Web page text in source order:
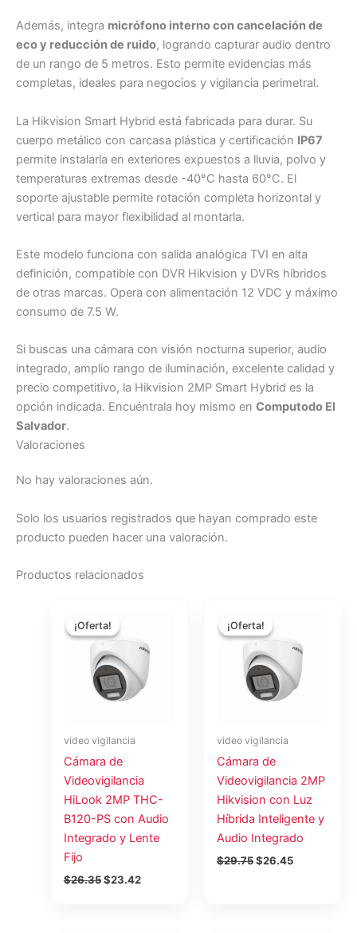
Además, integra micrófono interno con cancelación de
eco y reducción de ruido, logrando capturar audio dentro
de un rango de 5 metros. Esto permite evidencias más
completas, ideales para negocios y vigilancia perimetral.
La Hikvision Smart Hybrid está fabricada para durar. Su
cuerpo metálico con carcasa plástica y certificación IP67
permite instalarla en exteriores expuestos a lluvia, polvo y
temperaturas extremas desde -40°C hasta 60°C. El
soporte ajustable permite rotación completa horizontal y
vertical para mayor flexibilidad al montarla.
Este modelo funciona con salida analógica TVI en alta
definición, compatible con DVR Hikvision y DVRs híbridos
de otras marcas. Opera con alimentación 12 VDC y máximo
consumo de 7.5 W.
Si buscas una cámara con visión nocturna superior, audio
integrado, amplio rango de iluminación, excelente calidad y
precio competitivo, la Hikvision 2MP Smart Hybrid es la
opción indicada. Encuéntrala hoy mismo en Computodo El
Salvador.
Valoraciones
No hay valoraciones aún.
Solo los usuarios registrados que hayan comprado este
producto pueden hacer una valoración.
Productos relacionados
¡Oferta!
¡Oferta!
video vigilancia
Cámara de
Videovigilancia
HiLook 2MP THC-
B120-PS con Audio
Integrado y Lente
Fijo
$26.35
precio
original
era:
$26.35.
$23.42
es:
$23.42.
¡Oferta!
¡Oferta!
video vigilancia
Cámara de
Videovigilancia 2MP
Hikvision con Luz
Híbrida Inteligente y
Audio Integrado
$29.75
precio
original
era:
$29.75.
$26.45
es:
$26.45.